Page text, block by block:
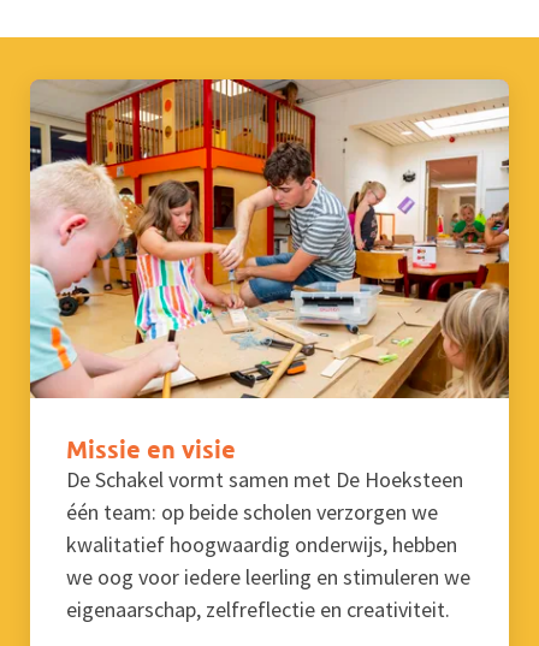
Missie en visie
De Schakel vormt samen met De Hoeksteen
één team: op beide scholen verzorgen we
kwalitatief hoogwaardig onderwijs, hebben
we oog voor iedere leerling en stimuleren we
eigenaarschap, zelfreflectie en creativiteit.